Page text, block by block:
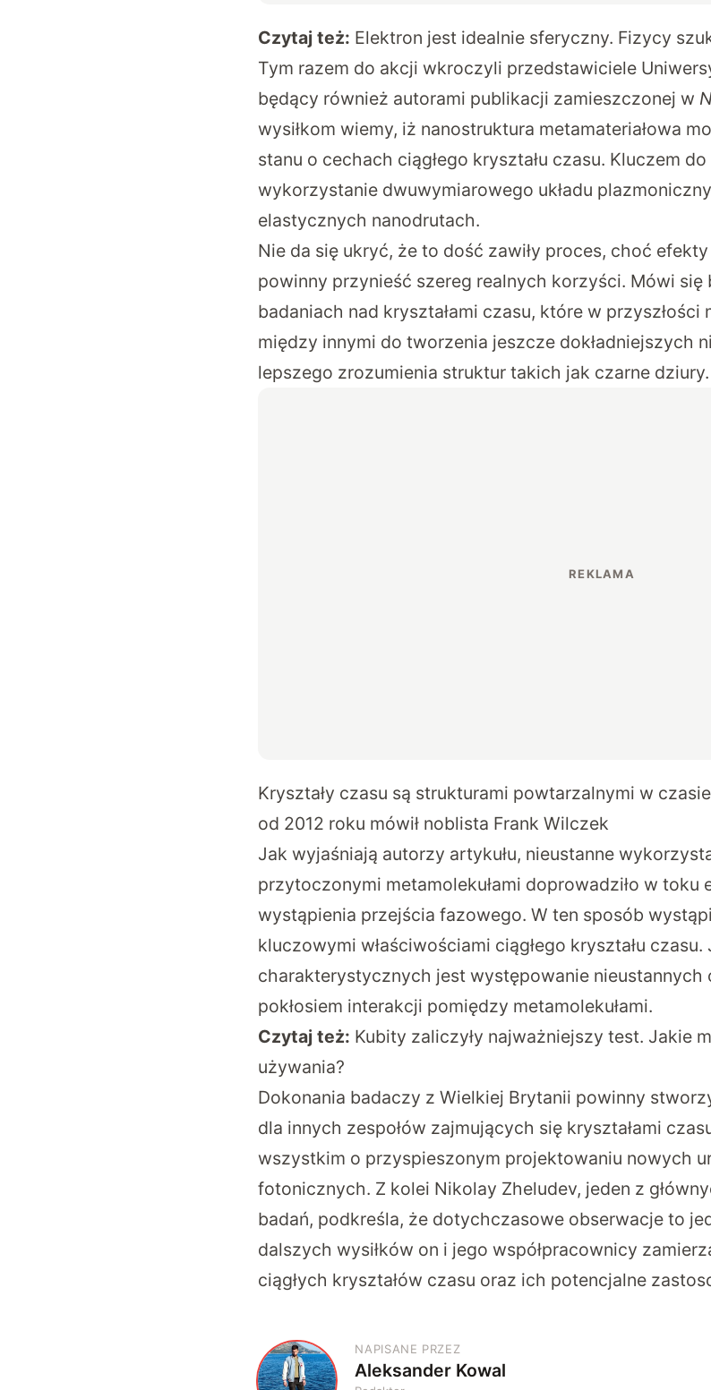
Czytaj też: Elektron jest idealnie sferyczny. Fizycy
Tym razem do akcji wkroczyli przedstawiciele
będący również autorami publikacji zamieszczonej w
wysiłkom wiemy, iż nanostruktura metamateriałowa
stanu o cechach ciągłego kryształu czasu. Kluczem
wykorzystanie dwuwymiarowego układu
elastycznych nanodrutach.
Nie da się ukryć, że to dość zawiły proces, choć
powinny przynieść szereg realnych korzyści. Mówi
badaniach nad kryształami czasu, które w przyszłości
między innymi do tworzenia jeszcze dokładniejszych
lepszego zrozumienia struktur takich jak czarne dziury.
Kryształy czasu są strukturami powtarzalnymi w
od 2012 roku mówił noblista Frank Wilczek
Jak wyjaśniają autorzy artykułu, nieustanne
przytoczonymi metamolekułami doprowadziło w toku
wystąpienia przejścia fazowego. W ten sposób
kluczowymi właściwościami ciągłego kryształu
charakterystycznych jest występowanie nieustannych
pokłosiem interakcji pomiędzy metamolekułami.
Czytaj też: Kubity zaliczyły najważniejszy test. Jakie
używania?
Dokonania badaczy z Wielkiej Brytanii powinny
dla innych zespołów zajmujących się kryształami
wszystkim o przyspieszonym projektowaniu nowych
fotonicznych. Z kolei Nikolay Zheludev, jeden z
badań, podkreśla, że dotychczasowe obserwacje to
dalszych wysiłków on i jego współpracownicy
ciągłych kryształów czasu oraz ich potencjalne
A
NAPISANE PRZEZ
Aleksander Kowal